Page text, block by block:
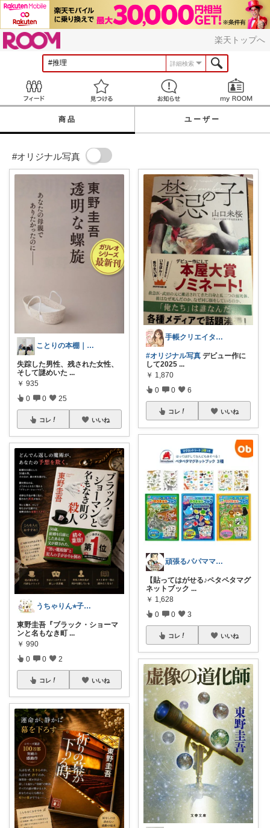
楽天トップへ
詳細検索
見つける お知らせ
商品 ユーザー
#オリジナル写真
ことりの本棚｜読書と暮らし
失踪した男性、残された女性、
そして謎めいた ...
￥ 935
0 0 25
コレ いいね
うちゃりん⭐︎子育て・読書・おすすめ
東野圭吾『ブラック・ショーマ
ンと名もなき町 ...
￥ 990
0 0 2
コレ いいね
手帳クリエイター🌿まーにゃroom
#オリジナル写真 デビュー作に
して2025 ...
￥ 1,870
0 0 6
コレ いいね
頑張るパパママ応援隊@育児・子供用品紹介
【貼ってはがせる♪ペタペタマグ
ネットブック ...
￥ 1,628
0 0 3
コレ いいね